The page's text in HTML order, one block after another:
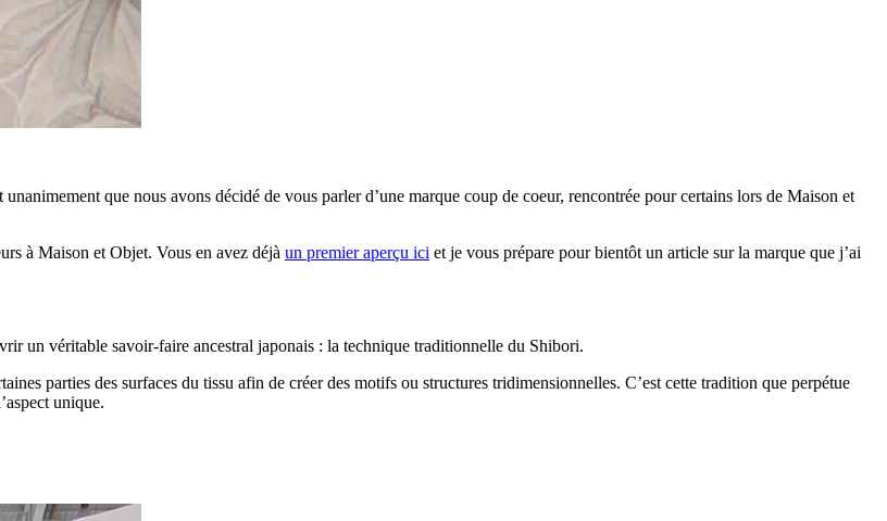
que nous avons décidé de vous parler d’une marque coup de coeur, rencontrée pour certains lors de Maison et
à Maison et Objet. Vous en avez déjà un premier aperçu ici et je vous prépare pour bientôt un article sur la marque que j’ai
un véritable savoir-faire ancestral japonais : la technique traditionnelle du Shibori.
parties des surfaces du tissu afin de créer des motifs ou structures tridimensionnelles. C’est cette tradition que perpétue
unique.